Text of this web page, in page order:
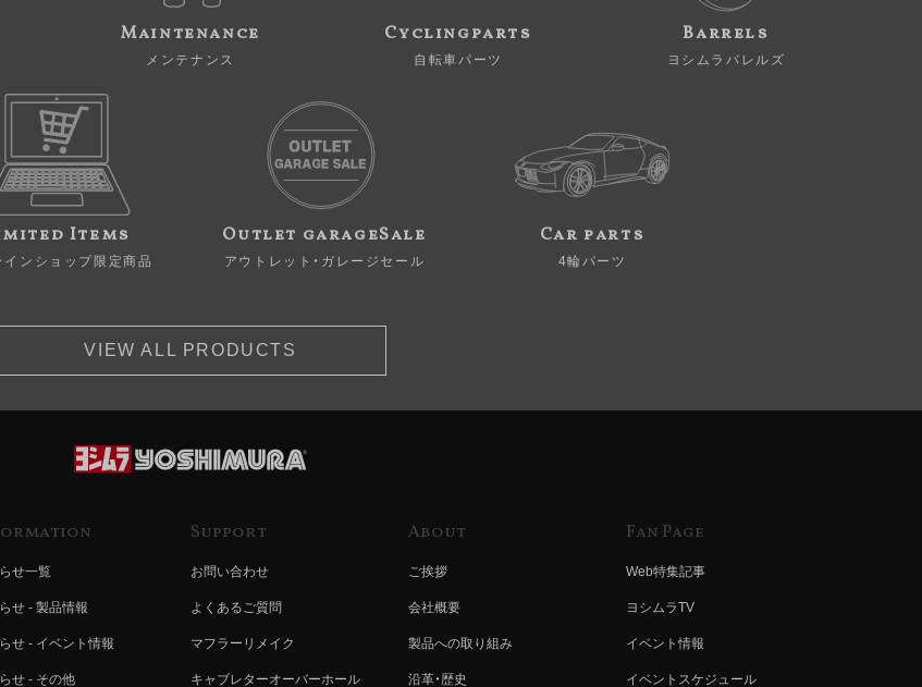
Maintenance
メンテナンス
Cyclingparts
自転車パーツ
Barrels
ヨシムラバレルズ
Items
インショップ限定商品
Outlet garageSale
アウトレット・ガレージセール
Car parts
4輪パーツ
VIEW ALL PRODUCTS
せ一覧
せ - 製品情報
せ - イベント情報
せ - その他
Support
お問い合わせ
よくあるご質問
マフラーリメイク
キャブレターオーバーホール
About
ご挨拶
会社概要
製品への取り組み
沿革・歴史
Fan Page
Web特集記事
ヨシムラTV
イベント情報
イベントスケジュール